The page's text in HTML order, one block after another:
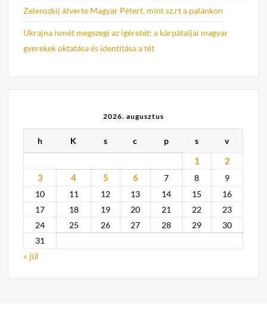
Zelenszkij átverte Magyar Pétert, mint sz.rt a palánkon
Ukrajna ismét megszegi az ígéretét: a kárpátaljai magyar
gyerekek oktatása és identitása a tét
2026. augusztus
h K s c p s v
1
2
3
4 5 6 7 8
9
10
11 12 13 14 15
16
17
18 19 20 21 22
23
24
25 26 27 28 29
30
31
« júl